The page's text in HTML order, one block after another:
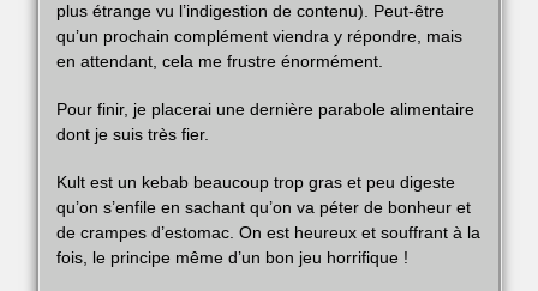
plus étrange vu l’indigestion de contenu). Peut-être
qu’un prochain complément viendra y répondre, mais
en attendant, cela me frustre énormément.
Pour finir, je placerai une dernière parabole alimentaire
dont je suis très fier.
Kult est un kebab beaucoup trop gras et peu digeste
qu’on s’enfile en sachant qu’on va péter de bonheur et
de crampes d’estomac. On est heureux et souffrant à la
fois, le principe même d’un bon jeu horrifique !